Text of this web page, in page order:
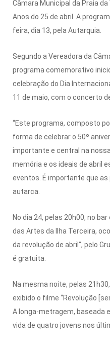
Câmara Municipal da Praia
Anos do 25 de abril. A
feira, dia 13, pela Autarquia.
Segundo a Vereadora da
programa comemorativo
celebração do Dia
11 de maio, com o concerto
“Este programa, composto
forma de celebrar o 50º
importante e central na
memória e os ideais de abril
eventos. É importante que as
autarca.
No dia 24, pelas 20h00, no
das Artes da Ilha Terceira,
da revolução de abril”, pelo
é gratuita.
Na mesma noite, pelas
exibido o filme “Revolução
A longa-metragem, baseada
vida de quatro jovens nos